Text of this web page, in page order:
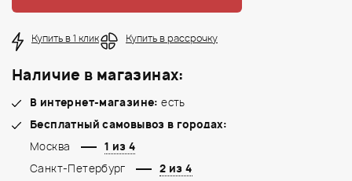
Купить в 1 клик Купить в рассрочку
Наличие в магазинах:
В интернет-магазине: есть
Бесплатный самовывоз в городах:
Москва
1 из 4
Санкт-Петербург
2 из 4